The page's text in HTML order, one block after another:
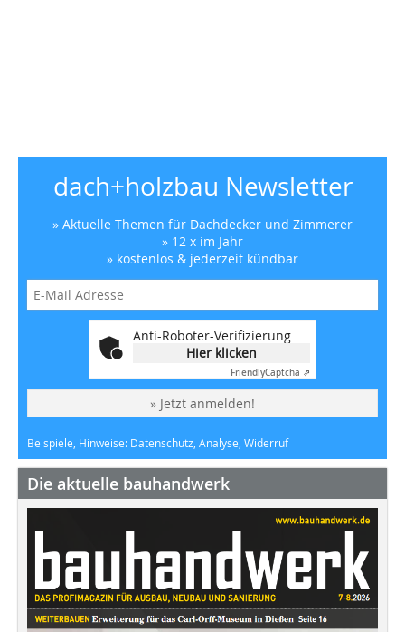
dach+holzbau Newsletter
» Aktuelle Themen für Dachdecker und Zimmerer
» 12 x im Jahr
» kostenlos & jederzeit kündbar
Anti-Roboter-Verifizierung
Hier klicken
FriendlyCaptcha ⇗
» Jetzt anmelden!
Beispiele, Hinweise: Datenschutz, Analyse, Widerruf
Die aktuelle bauhandwerk